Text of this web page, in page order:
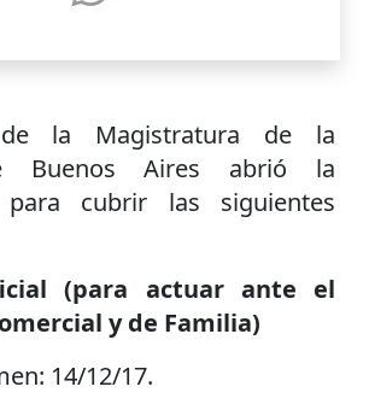
la Magistratura de la
Buenos Aires abrió la
para cubrir las siguientes
(para actuar ante el
y de Familia)
14/12/17.